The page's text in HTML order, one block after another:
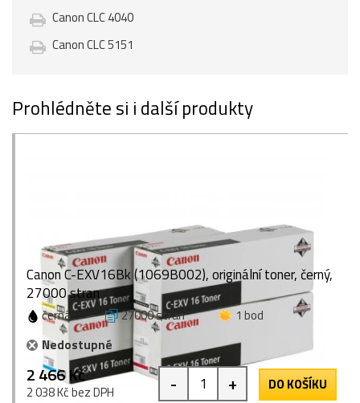
Canon CLC 4040
Canon CLC 5151
Prohlédněte si i další produkty
Canon C-EXV16Bk (1069B002), originální toner, černý,
27000 stran
černá 27000 stran
1 bod
Nedostupné
2 466 Kč
2 038 Kč bez DPH - + DO KOŠÍKU